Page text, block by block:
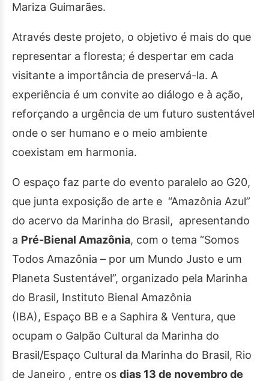
Mariza Guimarães.
Através deste projeto, o objetivo é mais do que
representar a floresta; é despertar em cada
visitante a importância de preservá-la. A
experiência é um convite ao diálogo e à ação,
reforçando a urgência de um futuro sustentável
onde o ser humano e o meio ambiente
coexistam em harmonia.
O espaço faz parte do evento paralelo ao G20,
que junta exposição de arte e “Amazônia Azul”
do acervo da Marinha do Brasil, apresentando
a Pré-Bienal Amazônia, com o tema “Somos
Todos Amazônia – por um Mundo Justo e um
Planeta Sustentável”, organizado pela Marinha
do Brasil, Instituto Bienal Amazônia
(IBA), Espaço BB e a Saphira & Ventura, que
ocupam o Galpão Cultural da Marinha do
Brasil/Espaço Cultural da Marinha do Brasil, Rio
de Janeiro , entre os dias 13 de novembro de